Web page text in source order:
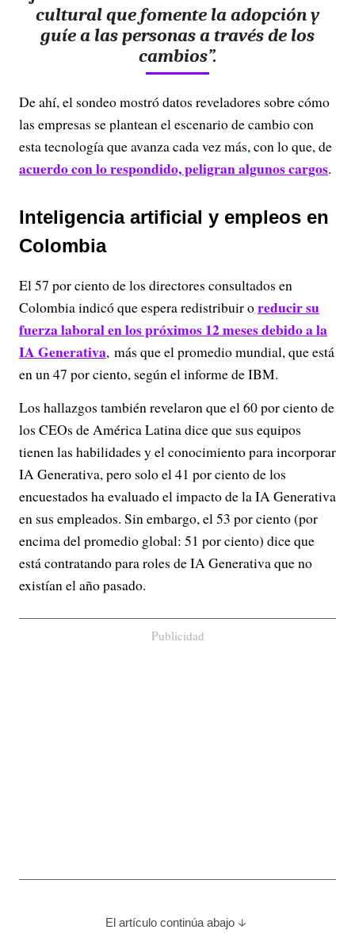
cultural que fomente la adopción y
guíe a las personas a través de los
cambios”.
De ahí, el sondeo mostró datos reveladores sobre cómo
las empresas se plantean el escenario de cambio con
esta tecnología que avanza cada vez más, con lo que, de
acuerdo con lo respondido, peligran algunos cargos.
Inteligencia artificial y empleos en
Colombia
El 57 por ciento de los directores consultados en
Colombia indicó queespera redistribuir oreducir su
fuerza laboral en los próximos 12 meses debido a la
IA Generativa, más que el promedio mundial, que está
en un 47 por ciento, según el informe de IBM.
Los hallazgos también revelaron que el 60 por ciento de
los CEOs de América Latina dice que sus equipos
tienen las habilidades y el conocimiento para incorporar
IA Generativa, pero solo el 41 por ciento de los
encuestados ha evaluado el impacto de la IA Generativa
en sus empleados. Sin embargo, el 53 por ciento (por
encima del promedio global: 51 por ciento) dice que
está contratando para roles de IA Generativa que no
existían el año pasado.
Publicidad
El artículo continúa abajo